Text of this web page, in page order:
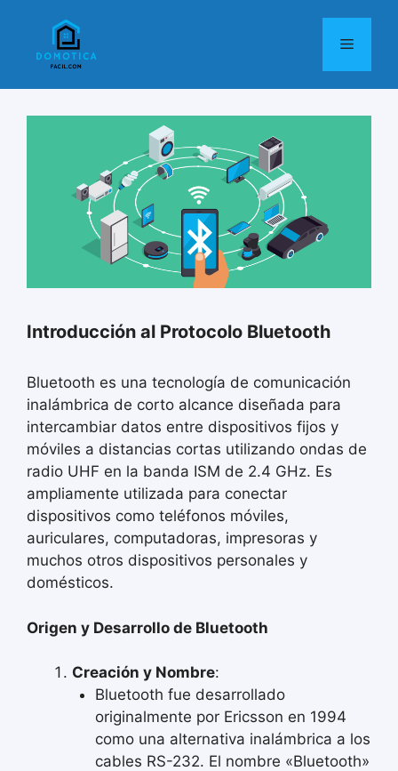
contenido
Menú
Introducción al Protocolo Bluetooth
Bluetooth es una tecnología de comunicación
inalámbrica de corto alcance diseñada para
intercambiar datos entre dispositivos fijos y
móviles a distancias cortas utilizando ondas de
radio UHF en la banda ISM de 2.4 GHz. Es
ampliamente utilizada para conectar
dispositivos como teléfonos móviles,
auriculares, computadoras, impresoras y
muchos otros dispositivos personales y
domésticos.
Origen y Desarrollo de Bluetooth
Creación y Nombre:
Bluetooth fue desarrollado
originalmente por Ericsson en 1994
como una alternativa inalámbrica a los
cables RS-232. El nombre «Bluetooth»